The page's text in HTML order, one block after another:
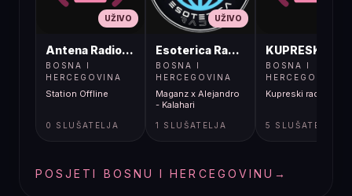
UŽIVO
Antena Radio, Jelah Tešanj
BOSNA I
HERCEGOVINA
Station Offline
0 SLUŠATELJA
UŽIVO
Esoterica Radio S1
BOSNA I
HERCEGOVINA
Maganz x Alejandro
- Kalahari
1 SLUŠATELJA
BOSNA I
HERCEGOVINA
Kupreski radio
5 SLUŠATELJA
POSJETI BOSNU I HERCEGOVINU →